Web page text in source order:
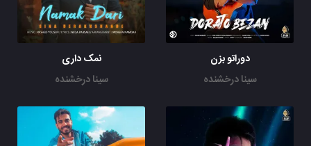
دوراتو بزن
سینا درخشنده
نمک داری
سینا درخشنده